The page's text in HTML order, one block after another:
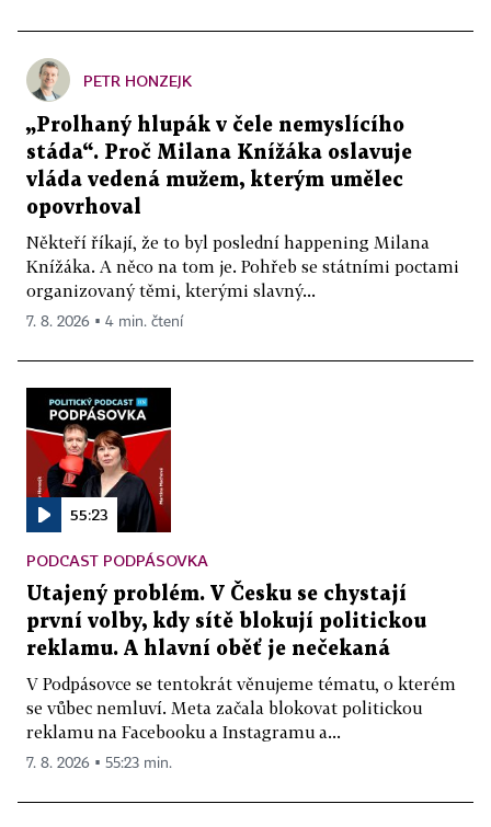
PETR HONZEJK
„Prolhaný hlupák v čele nemyslícího
stáda“. Proč Milana Knížáka oslavuje
vláda vedená mužem, kterým umělec
opovrhoval
Někteří říkají, že to byl poslední happening Milana
Knížáka. A něco na tom je. Pohřeb se státními poctami
organizovaný těmi, kterými slavný...
7. 8. 2026 ▪ 4 min. čtení
55:23
PODCAST PODPÁSOVKA
Utajený problém. V Česku se chystají
první volby, kdy sítě blokují politickou
reklamu. A hlavní oběť je nečekaná
V Podpásovce se tentokrát věnujeme tématu, o kterém
se vůbec nemluví. Meta začala blokovat politickou
reklamu na Facebooku a Instagramu a...
7. 8. 2026 ▪ 55:23 min.